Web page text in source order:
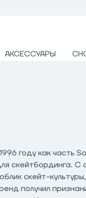
АКСЕССУАРЫ
году как часть
скейтбординга. С
скейт-
получил